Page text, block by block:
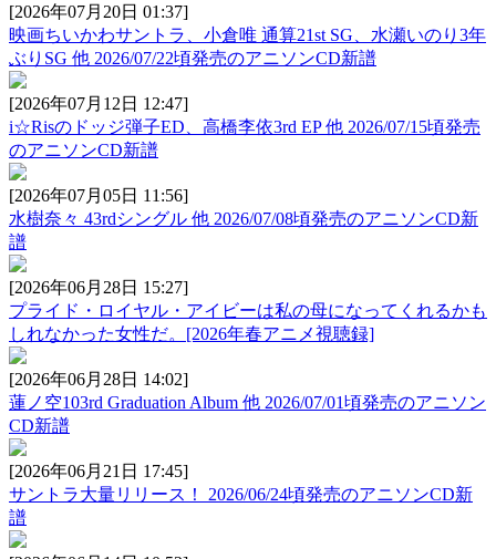
[2026年07月20日 01:37]
映画ちいかわサントラ、小倉唯 通算21st SG、水瀬いのり3年
ぶりSG 他 2026/07/22頃発売のアニソンCD新譜
[2026年07月12日 12:47]
i☆Risのドッジ弾子ED、高橋李依3rd EP 他 2026/07/15頃発売
のアニソンCD新譜
[2026年07月05日 11:56]
水樹奈々 43rdシングル 他 2026/07/08頃発売のアニソンCD新
譜
[2026年06月28日 15:27]
プライド・ロイヤル・アイビーは私の母になってくれるかも
しれなかった女性だ。[2026年春アニメ視聴録]
[2026年06月28日 14:02]
蓮ノ空103rd Graduation Album 他 2026/07/01頃発売のアニソン
CD新譜
[2026年06月21日 17:45]
サントラ大量リリース！ 2026/06/24頃発売のアニソンCD新
譜